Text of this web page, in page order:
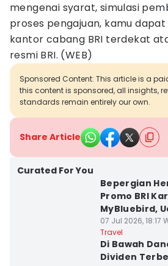
mengenai syarat, simulasi
proses pengajuan, kamu
kantor cabang BRI terdekat
resmi BRI. (WEB)
Sponsored Content: This article is a
this content is sponsored, all insights,
standards remain entirely our own.
Share Article
Curated For You
Bepergian
Promo BRI
MyBluebird,
07 Jul 2026, 18:17
Travel
Di Bawah
Dividen